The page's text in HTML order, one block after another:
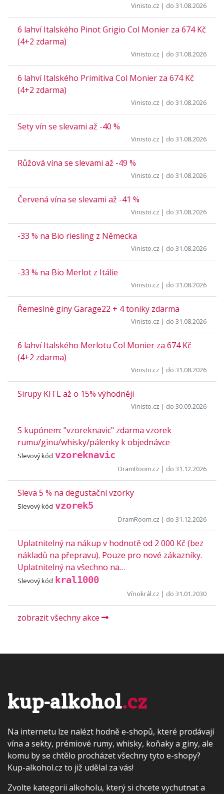
Vinisto.cz | do 31.08.2026
6 lahví Italského Pinot Grigio Col Monier za 674 Kč
(4+2 zdarma)
Vinisto.cz | do 31.08.2026
6 lahví Italského Primitiva Col Monier za 674 Kč
(4+2 zdarma)
Vinisto.cz | do 31.08.2026
Sety vín se slevami až -40 %
Vinisto.cz | do 31.08.2026
Růžová vína se slevami až -49 %
Vinisto.cz | do 31.08.2026
Červená vína se slevami až -41 %
Vinisto.cz | do 31.08.2026
-33 % na Bio riesling z Německa
Vinisto.cz | do 31.08.2026
-33 % na Bio Merlot z Itálie
Vinisto.cz | do 31.08.2026
Řemeslné giny Garage22 + 4 toniky zdarma
Vinisto.cz | do 31.08.2026
6 lahví Italského Merlotu Col Monier za 674 Kč
(4+2 zdarma)
Vinisto.cz | do 31.08.2026
Sirupy KITL až o 15% výhodněji
Vinisto.cz | do 30.09.2026
S kupónem: "vzoreknavic" zdarma vzorek
rumu/ginu/whisky/pálenky k objednávce
Slevový kód vzoreknavic
DramRoom.cz | do 31.12.2026
Sleva 5 % na degustační vzorky
Slevový kód vzorek5
DramRoom.cz | do 31.12.2026
Uplatnitelný na nákup v hodnotě od 2 000 Kč (bez
nákladů na přepravu). Pouze pro nové zákazníky.
Uplatnitelný na všechno na…
Slevový kód kral1000
Vínokrál.cz | do 31.01.2030
zobrazit všechny akce
kup-alkohol.cz
Na internetu lze nalézt hodně e-shopů, které prodávají
vína a sekty, prémiové rumy, whisky, koňaky a giny, ale
komu by se chtělo procházet všechny tyto e-shopy?
Kup-alkohol.cz to již udělal za vás!
Zvolte kategorii alkoholu, který si chcete vychutnat a